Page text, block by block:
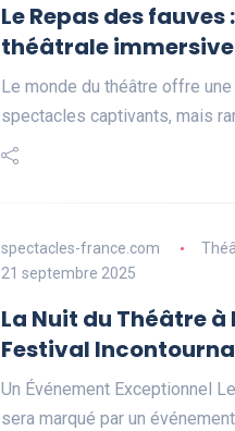
Le Repas des
théâtrale immersive
Le monde du théâtre offre
spectacles captivants, mais
spectacles-france.com
21 septembre 2025
La Nuit du Théâtre à
Festival
Un Événement Exceptionnel
sera marqué par un